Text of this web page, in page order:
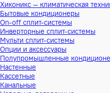
Хиконикс — климатическая
Бытовые кондиционеры
On-off сплит-системы
Инверторные сплит-системы
Мульти сплит-системы
Опции и аксессуары
Полупромышленные
Настенные
Кассетные